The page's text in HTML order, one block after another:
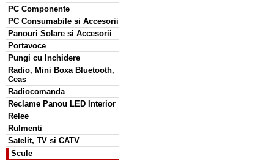
PC Componente
PC Consumabile si Accesorii
Panouri Solare si Accesorii
Portavoce
Pungi cu Inchidere
Radio, Mini Boxa Bluetooth,
Ceas
Radiocomanda
Reclame Panou LED Interior
Relee
Rulmenti
Satelit, TV si CATV
Scule